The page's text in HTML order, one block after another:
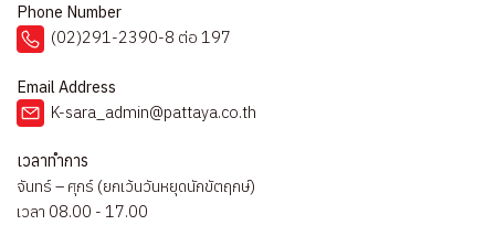
Phone Number
(02)291-2390-8 ต่อ 197
Email Address
K-sara_admin@pattaya.co.th
เวลาทำการ
จันทร์ – ศุกร์ (ยกเว้นวันหยุดนักขัตฤกษ์)
เวลา 08.00 - 17.00